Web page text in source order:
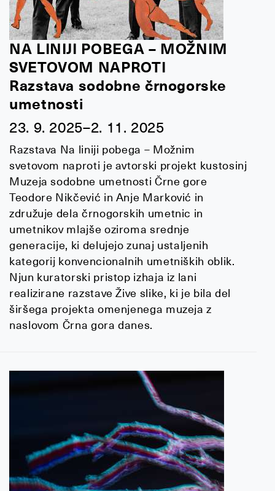
NA LINIJI POBEGA – MOŽNIM
SVETOVOM NAPROTI
Razstava sodobne črnogorske
umetnosti
23. 9. 2025–2. 11. 2025
Razstava Na liniji pobega – Možnim
svetovom naproti je avtorski projekt kustosinj
Muzeja sodobne umetnosti Črne gore
Teodore Nikčević in Anje Marković in
združuje dela črnogorskih umetnic in
umetnikov mlajše oziroma srednje
generacije, ki delujejo zunaj ustaljenih
kategorij konvencionalnih umetniških oblik.
Njun kuratorski pristop izhaja iz lani
realizirane razstave Žive slike, ki je bila del
širšega projekta omenjenega muzeja z
naslovom Črna gora danes.